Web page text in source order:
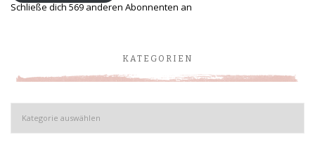
Schließe dich 569 anderen Abonnenten an
KATEGORIEN
Kategorien